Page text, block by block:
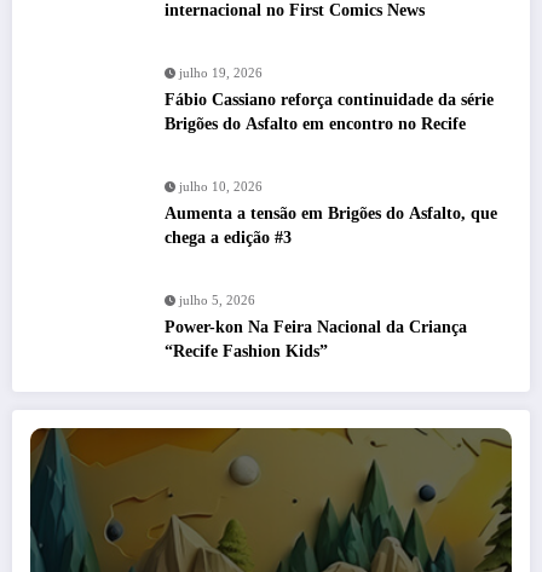
internacional no First Comics News
julho 19, 2026
Fábio Cassiano reforça continuidade da série
Brigões do Asfalto em encontro no Recife
julho 10, 2026
Aumenta a tensão em Brigões do Asfalto, que
chega a edição #3
julho 5, 2026
Power-kon Na Feira Nacional da Criança
“Recife Fashion Kids”